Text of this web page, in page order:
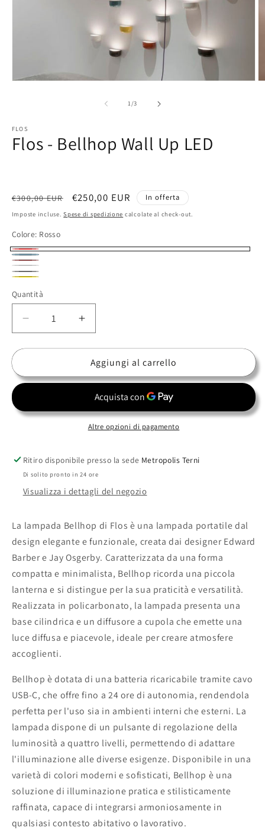
1/su
3
FLOS
Flos - Bellhop Wall Up LED
Prezzo
di
€300,00 EUR
Prezzo
scontato
€250,00 EUR In offerta
Imposte incluse.Spese di spedizione calcolate al check-out.
Colore: Rosso
Rosso
Grey
blu
Cioko
Bianco
Grigio
Quantità
Diminuisci
quantità
per
-
Up
Aumenta
quantità
per
Flos
-
Wall
Up
LED
Aggiungi al carrello
Altre opzioni di pagamento
Ritiro disponibile presso la sede Metropolis Terni
Di solito pronto in 24 ore
Visualizza i dettagli del negozio
La lampada Bellhop di Flos è una lampada portatile dal
design elegante e funzionale, creata dai designer Edward
Barber e Jay Osgerby. Caratterizzata da una forma
compatta e minimalista, Bellhop ricorda una piccola
lanterna e si distingue per la sua praticità e versatilità.
Realizzata in policarbonato, la lampada presenta una
base cilindrica e un diffusore a cupola che emette una
luce diffusa e piacevole, ideale per creare atmosfere
accoglienti.
Bellhop è dotata di una batteria ricaricabile tramite cavo
USB-C, che offre fino a 24 ore di autonomia, rendendola
perfetta per l'uso sia in ambienti interni che esterni. La
lampada dispone di un pulsante di regolazione della
luminosità a quattro livelli, permettendo di adattare
l'illuminazione alle diverse esigenze. Disponibile in una
varietà di colori moderni e sofisticati, Bellhop è una
soluzione di illuminazione pratica e stilisticamente
raffinata, capace di integrarsi armoniosamente in
qualsiasi contesto abitativo o lavorativo.